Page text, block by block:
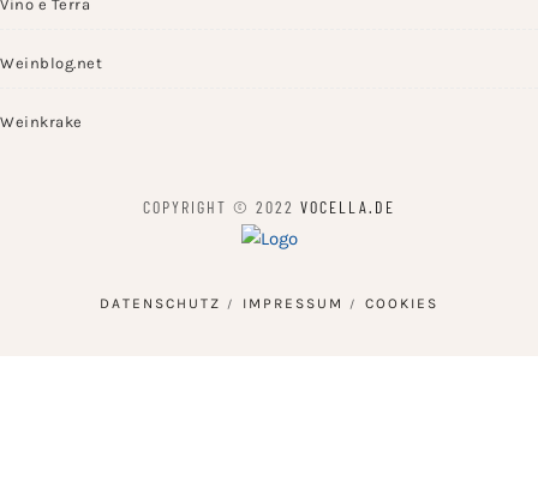
Vino e Terra
Weinblog.net
Weinkrake
COPYRIGHT © 2022 VOCELLA.DE
DATENSCHUTZ IMPRESSUM COOKIES